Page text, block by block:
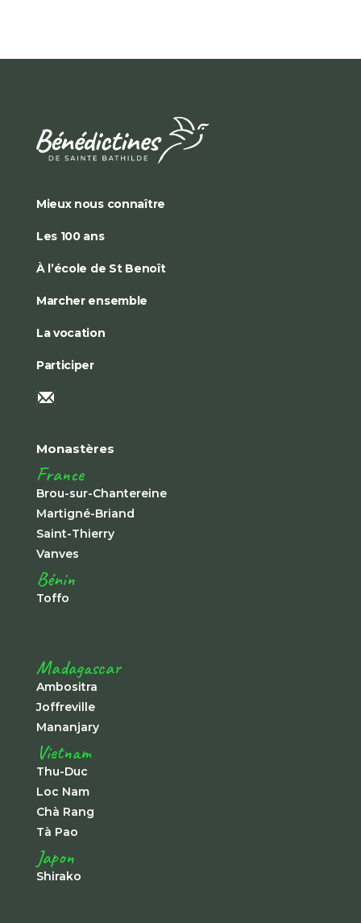
Mieux nous connaître
Les 100 ans
À l’école de St Benoît
Marcher ensemble
La vocation
Participer
Monastères
France
Brou-sur-Chantereine
Martigné-Briand
Saint-Thierry
Vanves
Bénin
Toffo
Madagascar
Ambositra
Joffreville
Mananjary
Vietnam
Thu-Duc
Loc Nam
Chà Rang
Tà Pao
Japon
Shirako